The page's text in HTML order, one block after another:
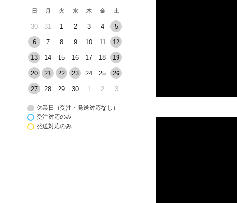
日 月 火 水 木 金 土
30 31 1 2 3 4 5
6 7 8 9 10 11 12
13 14 15 16 17 18 19
20 21 22 23 24 25 26
27 28 29 30 1 2 3
休業日（受注・発送対応なし）
受注対応のみ
発送対応のみ